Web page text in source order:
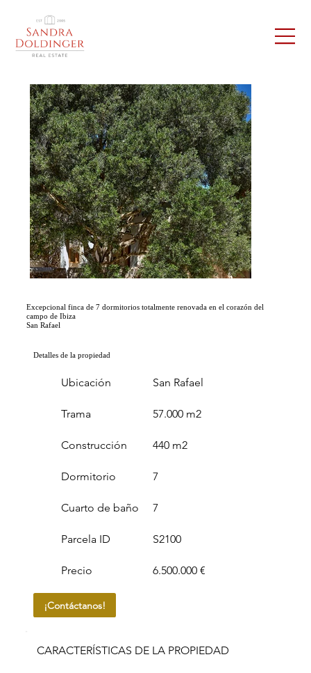
Excepcional finca de 7 dormitorios totalmente renovada en el corazón del
campo de Ibiza
San Rafael
Detalles de la propiedad
Ubicación
Trama
Construcción
San Rafael
57.000 m2
440 m2
Dormitorio
Cuarto de baño
7
7
Parcela ID
Precio
S2100
6.500.000 €
¡Contáctanos!
CARACTERÍSTICAS DE LA PROPIEDAD